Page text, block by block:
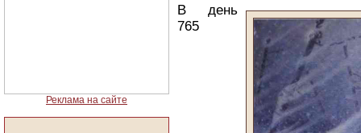
Реклама на сайте
В день
765